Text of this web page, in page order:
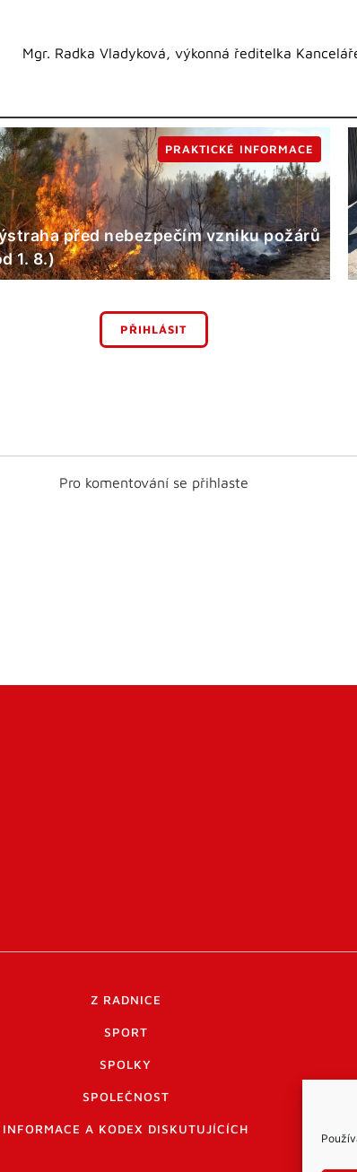
Mgr. Radka Vladyková, výkonná ředitelka
před nebezpečím vzniku požárů
1. 8.)
PRAKTICKÉ INFORMACE
PŘIHLÁSIT
Pro komentování se přihlaste
Z RADNICE
SPORT
SPOLKY
SPOLEČNOST
INFORMACE A KODEX DISKUTUJÍCÍCH